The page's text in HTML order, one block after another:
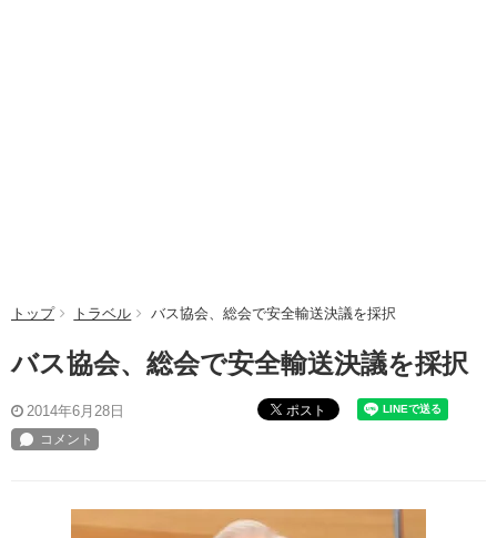
トップ トラベル バス協会、総会で安全輸送決議を採択
バス協会、総会で安全輸送決議を採択
2014年6月28日 ポスト